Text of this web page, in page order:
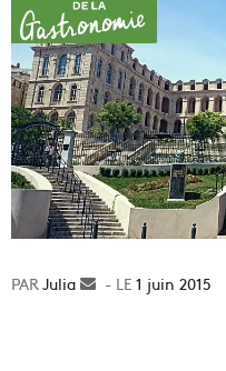
Julia
Envoyer1 juin 2015